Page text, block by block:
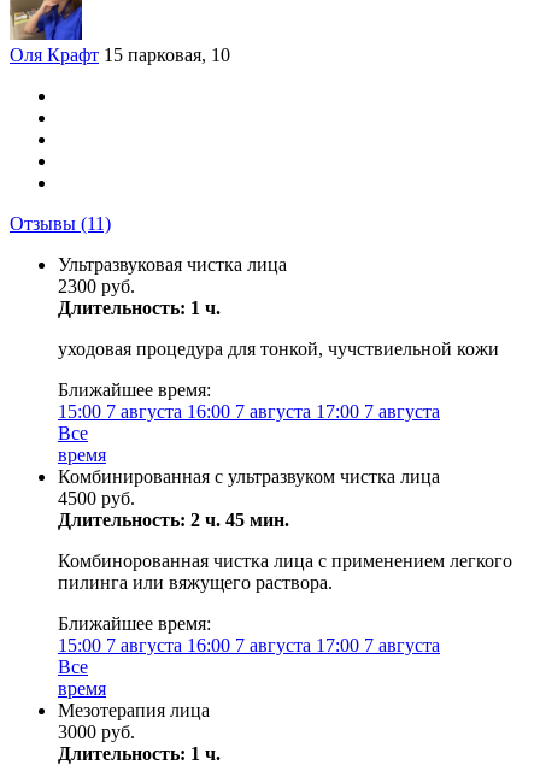
Оля Крафт 15 парковая, 10
Отзывы (11)
Ультразвуковая чистка лица
2300 руб.
Длительность: 1 ч.
уходовая процедура для тонкой, чучствиельной кожи
Ближайшее время:
15:00 7 августа 16:00 7 августа 17:00 7 августа
Все
время
Комбинированная с ультразвуком чистка лица
4500 руб.
Длительность: 2 ч. 45 мин.
Комбинорованная чистка лица с применением легкого
пилинга или вяжущего раствора.
Ближайшее время:
15:00 7 августа 16:00 7 августа 17:00 7 августа
Все
время
Мезотерапия лица
3000 руб.
Длительность: 1 ч.